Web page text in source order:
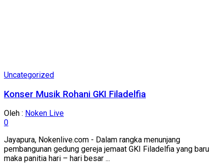
Uncategorized
Konser Musik Rohani GKI Filadelfia
Oleh : Noken Live
0
Jayapura, Nokenlive.com - Dalam rangka menunjang
pembangunan gedung gereja jemaat GKI Filadelfia yang baru
maka panitia hari – hari besar ...